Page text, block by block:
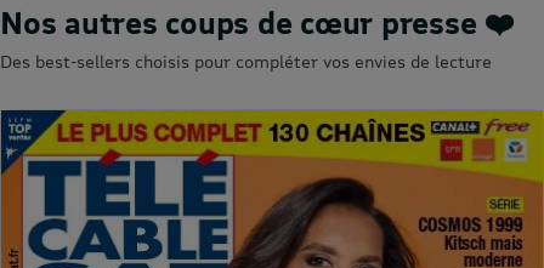
Nos autres coups de cœur presse ❤️
Des best-sellers choisis pour compléter vos envies de lecture